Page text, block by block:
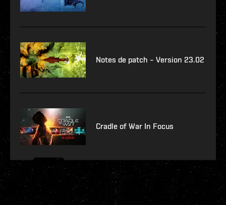
Notes de patch – Version 23.02
Cradle of War In Focus